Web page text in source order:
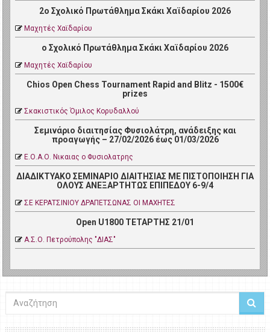
2ο Σχολικό Πρωτάθλημα Σκάκι Χαϊδαρίου 2026
Μαχητές Χαϊδαρίου
ο Σχολικό Πρωτάθλημα Σκάκι Χαϊδαρίου 2026
Μαχητές Χαϊδαρίου
Chios Open Chess Tournament Rapid and Blitz - 1500€
prizes
Σκακιστικός Όμιλος Κορυδαλλού
Σεμινάριο διαιτησίας Φυσιολάτρη, ανάδειξης και
προαγωγής – 27/02/2026 έως 01/03/2026
Ε.Ο.Α.Ο. Νικαιας ο Φυσιολατρης
ΔΙΑΔΙΚΤΥΑΚΟ ΣΕΜΙΝΑΡΙΟ ΔΙΑΙΤΗΣΙΑΣ ΜΕ ΠΙΣΤΟΠΟΙΗΣΗ ΓΙΑ
ΟΛΟΥΣ ΑΝΕΞΑΡΤΗΤΩΣ ΕΠΙΠΕΔΟΥ 6-9/4
ΣΕ ΚΕΡΑΤΣΙΝΙΟΥ ΔΡΑΠΕΤΣΩΝΑΣ ΟΙ ΜΑΧΗΤΕΣ
Open U1800 ΤΕΤΑΡΤΗΣ 21/01
Α.Σ.Ο. Πετρoύπολης "ΔΙΑΣ"